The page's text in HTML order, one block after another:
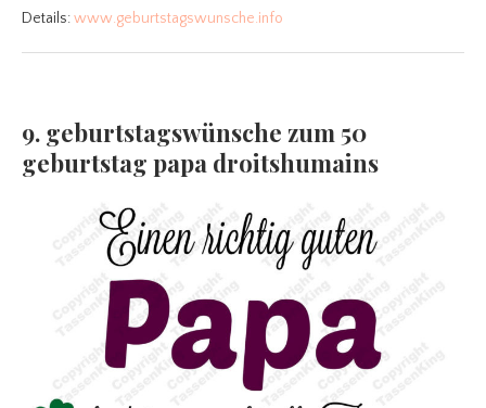
Details:www.geburtstagswunsche.info
9. geburtstagswünsche zum 50
geburtstag papa droitshumains